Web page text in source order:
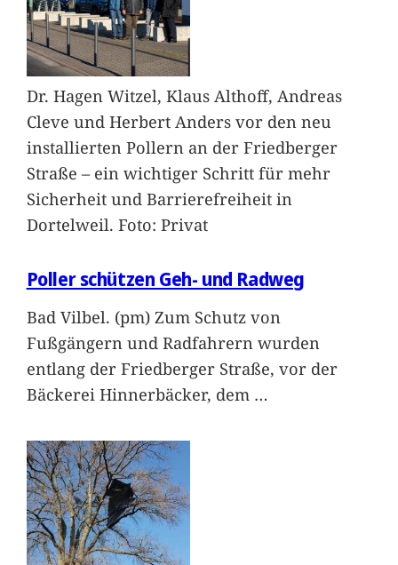
Dr. Hagen Witzel, Klaus Althoff, Andreas
Cleve und Herbert Anders vor den neu
installierten Pollern an der Friedberger
Straße – ein wichtiger Schritt für mehr
Sicherheit und Barrierefreiheit in
Dortelweil. Foto: Privat
Poller schützen Geh- und Radweg
Bad Vilbel. (pm) Zum Schutz von
Fußgängern und Radfahrern wurden
entlang der Friedberger Straße, vor der
Bäckerei Hinnerbäcker, dem …